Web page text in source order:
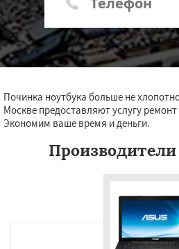
Починка ноутбука больше не
Москве предоставляют услугу
Экономим ваше время и деньги.
Производители